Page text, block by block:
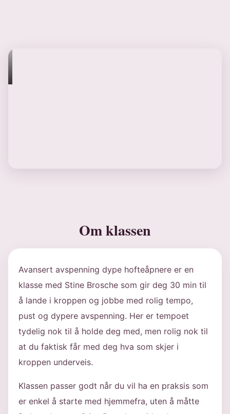
Om klassen
Avansert avspenning dype hofteåpnere er en
klasse med Stine Brosche som gir deg 30 min til
å lande i kroppen og jobbe med rolig tempo,
pust og dypere avspenning. Her er tempoet
tydelig nok til å holde deg med, men rolig nok til
at du faktisk får med deg hva som skjer i
kroppen underveis.
Klassen passer godt når du vil ha en praksis som
er enkel å starte med hjemmefra, uten å måtte